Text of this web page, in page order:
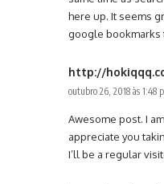
here up. It seems
google bookmarks
http://
outubro 26, 2018 às 1:48
Awesome post. I
appreciate you
I’ll be a regular